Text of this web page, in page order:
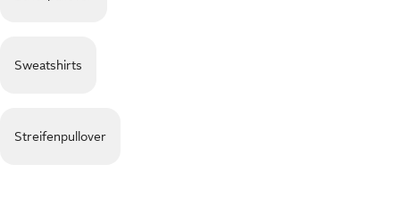
Sweatshirts
Streifenpullover